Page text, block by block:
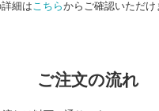
細はこちらからご確認いただけ
ご注文の流れ